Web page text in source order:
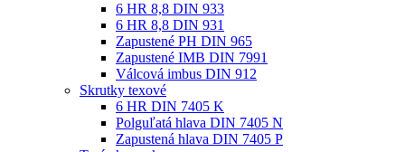
6 HR 8,8 DIN 933
6 HR 8,8 DIN 931
Zapustené PH DIN 965
Zapustené IMB DIN 7991
Válcová imbus DIN 912
Skrutky texové
6 HR DIN 7405 K
Polguľatá hlava DIN 7405 N
Zapustená hlava DIN 7405 P